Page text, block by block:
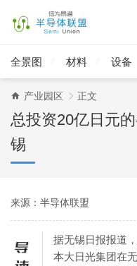
全景图 材料 设备
产业园区 正文
总投资20亿日元
锡
来源：半导体联盟
据无锡日报报道
本大日光集团在